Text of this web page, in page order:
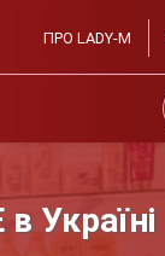
ПРО LADY-M
Україні